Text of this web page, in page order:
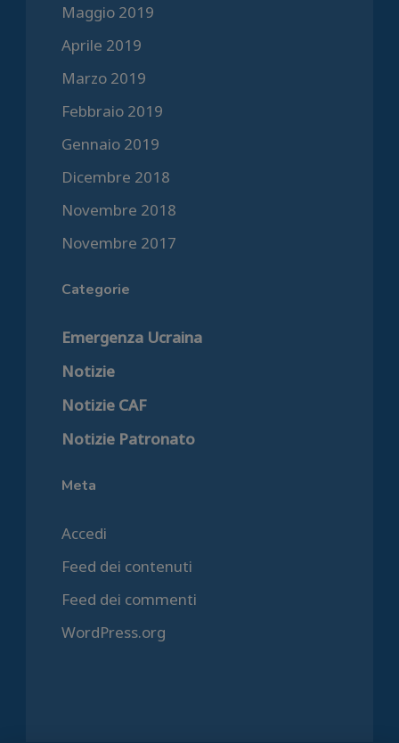
Maggio 2019
Aprile 2019
Marzo 2019
Febbraio 2019
Gennaio 2019
Dicembre 2018
Novembre 2018
Novembre 2017
Categorie
Emergenza Ucraina
Notizie
Notizie CAF
Notizie Patronato
Meta
Accedi
Feed dei contenuti
Feed dei commenti
WordPress.org